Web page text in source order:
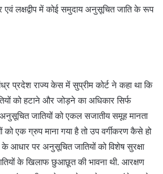
लक्षद्वीप में कोई समुदाय अनुसूचित जाति के रूप
प्रदेश राज्य केस में सुप्रीम कोर्ट ने कहा था कि
को हटाने और जोड़ने का अधिकार सिर्फ
अनुसूचित जातियों को एकल सजातीय समूह मानता
एक ग्रुप माना गया है तो उप वर्गीकरण कैसे हो
आधार पर अनुसूचित जातियों को विशेष सुरक्षा
के खिलाफ छुआछूत की भावना थी. आरक्षण